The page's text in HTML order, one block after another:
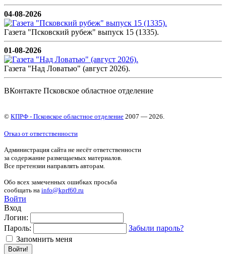
04-08-2026
Газета "Псковский рубеж" выпуск 15 (1335).
01-08-2026
Газета "Над Ловатью" (август 2026).
ВКонтакте Псковское областное отделение
© КПРФ - Псковское областное отделение 2007 — 2026.
Отказ от ответственности
Администрация сайта не несёт ответственности
за содержание размещаемых материалов.
Все претензии направлять авторам.
Обо всех замеченных ошибках просьба
сообщать на info@kprf60.ru
Войти
Вход
Логин:
Пароль:
Забыли пароль?
Запомнить меня